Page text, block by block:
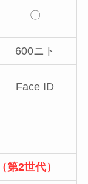
〇
600ニト
Face ID
（第2世代）